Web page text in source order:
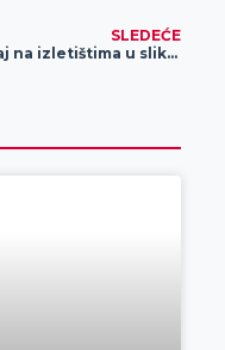
SLEDEĆE
1.maj na izletištima u slikama